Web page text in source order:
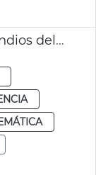
JGL Personación judicial incendios del Saler